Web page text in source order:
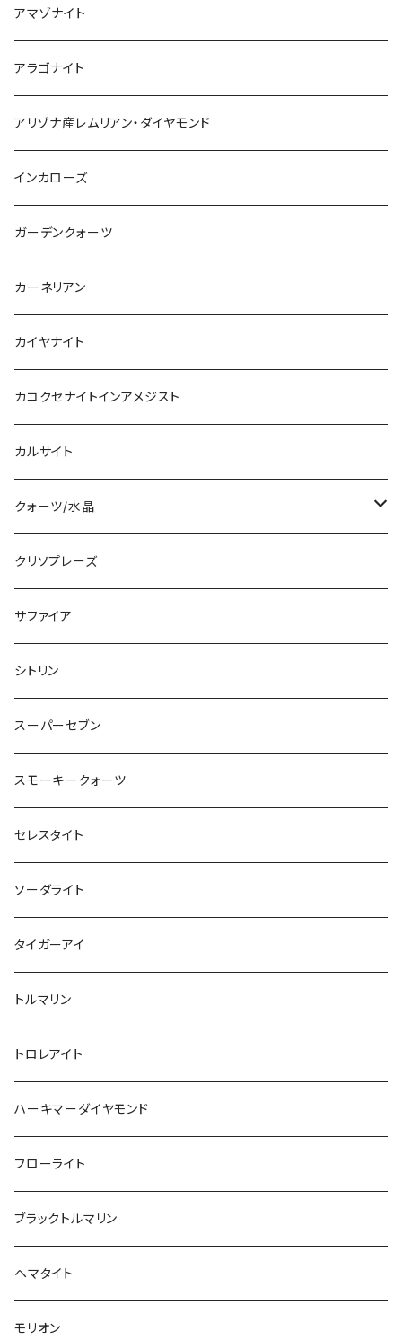
ウルグアイ産
アマゾナイト
アラゴナイト
アリゾナ産レムリアン・ダイヤモンド
インカローズ
ガーデンクォーツ
カーネリアン
カイヤナイト
カコクセナイトインアメジスト
カルサイト
クォーツ/水晶
ブラジル産
コロンビア産
ヒマラヤ産
レムリアンクォーツ
クリソプレーズ
サファイア
シトリン
スーパーセブン
スモーキークォーツ
セレスタイト
ソーダライト
タイガーアイ
トルマリン
トロレアイト
ハーキマーダイヤモンド
フローライト
ブラックトルマリン
ヘマタイト
モリオン